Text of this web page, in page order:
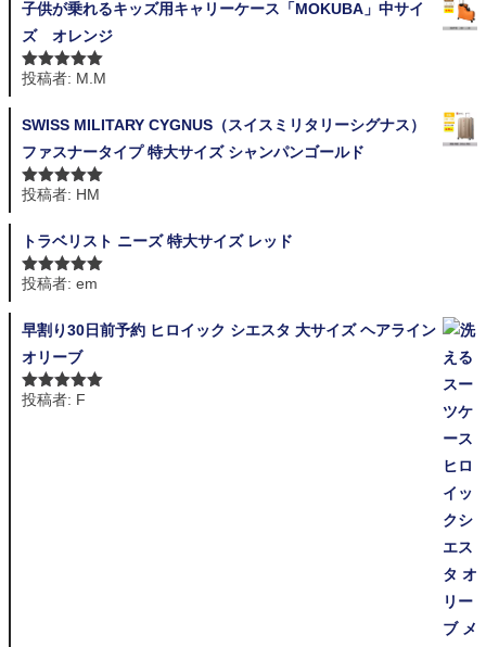
子供が乗れるキッズ用キャリーケース「MOKUBA」中サイ
ズ オレンジ
5段階中 5の
投稿者: M.M
SWISS MILITARY CYGNUS（スイスミリタリーシグナス）
ファスナータイプ 特大サイズ シャンパンゴールド
5段階中 5の
投稿者: HM
トラベリスト ニーズ 特大サイズ レッド
5段階中 5の
投稿者: em
早割り30日前予約 ヒロイック シエスタ 大サイズ ヘアライン
オリーブ
5段階中 5の
投稿者: F